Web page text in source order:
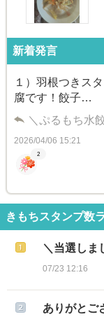
新着発言
１）羽根つきス
腐です！餃子…
＼ぷるもち水
2026/04/06 15:21
2
きもちスタンプ数
＼当選しま
07/23 12:16
ありがとご